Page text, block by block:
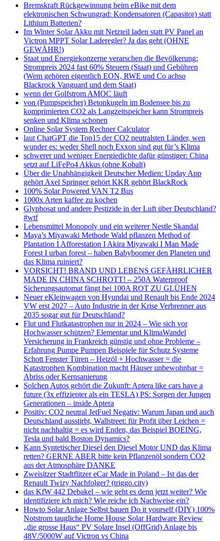
Bremskraft Rückgewinnung beim eBike mit dem
elektronischen Schwungrad: Kondensatoren (Capasitor) statt
Lithium Batterien?
Im Winter Solar Akku mit Netzteil laden statt PV Panel an
Victron MPPT Solar Laderegler? Ja das geht (OHNE
GEWÄHR!)
Staat und Energiekonzerne verarschen die Bevölkerung:
Strompreis 2024 fast 60% Steuern (Staat) und Gebühren
(Wem gehören eigentlich EON, RWE und Co achso
Blackrock Vanguard und dem Staat)
wenn der Golfstrom AMOC läuft
von (Pumpspeicher) Betonkugeln im Bodensee bis zu
komprimierten CO2 als Langzeitspeicher kann Strompreis
senken und Klima schonen
Online Solar System Rechner Calculator
laut ChatGPT die Top15 der CO2 neutralsten Länder, wen
wunder es: weder Shell noch Exxon sind gut für’s Klima
schwerer und weniger Energiedichte dafür günstiger: China
setzt auf LiFePo4 Akkus (ohne Kobalt)
Über die Unabhängigkeit Deutscher Medien: Upday App
gehört Axel Springer gehört KKR gehört BlackRock
100% Solar Powered VAN T2 Bus
1000x Arten kaffee zu kochen
Glyphosat und andere Pestizide in der Luft über Deutschland?
#wtf
Lebensmittel Monopoly und ein weiterer Nestle Skandal
Maya’s Miyawaki Methode Wald pflanzen Method of
Plantation I Afforestation I Akira Miyawaki I Man Made
Forest I urban forest – haben Babyboomer den Planeten und
das Klima ruiniert?
VORSICHT! BRAND UND LEBENS GEFÄHRLICHER
MADE IN CHINA SCHROTT! – 250A Waterproof
Sicherungsautomat fängt bei 100A ROT ZU GLÜHEN
Neuer eKleinwagen von Hyundai und Renault bis Ende 2024
VW erst 2027 – Auto Industrie in der Krise Verbrenner aus
2035 sogar gut für Deutschland?
Flut und Flutkatastrophen nur in 2024 – Wie sich vor
Hochwasser schützen? Elementar und KlimaWandel
Versicherung in Frankreich günstig und ohne Probleme –
Erfahrung Pumpe Pumpen Beispiele für Schutz Systeme
Schott Fenster Türen – Heizöl + Hochwasser = die
Katastrophen Kombination macht Häuser unbewohnbar =
Abriss oder Kernsanierung
Solchen Autos gehört die Zukunft: Aptera like cars have a
future (3x effizienter als ein TESLA) PS: Sorgen der Jungen
Generationen – inside Aptera
Positiv: CO2 neutral JetFuel Negativ: Warum Japan und auch
Deutschland ausstirbt, Wallstreet: für Profit über Leichen =
nicht nachhaltig = es wird Enden, das Beispiel BOEING,
Tesla und bald Boston Dynamics?
Kann Syntetischer Diesel den Diesel Motor UND das Klima
retten? GERNE ABER bitte kein Pflanzenöl sondern CO2
aus der Atmosphäre DANKE
Zweisitzer Stadtflitzer eCar Made in Poland – Ist das der
Renault Twizy Nachfolger? (triggo.city)
das KfW 442 Debakel – wie geht es denn jetzt weiter? Wie
identifiziere ich mich? Wie reiche ich Nachweise ein?
Howto Solar Anlage Selbst bauen Do it yourself (DIY) 100%
Notstrom taugliche Home House Solar Hardware Review
„die grosse Haus“ PV Solare Insel (OffGrid) Anlage bis
48V/5000W auf Victron vs China